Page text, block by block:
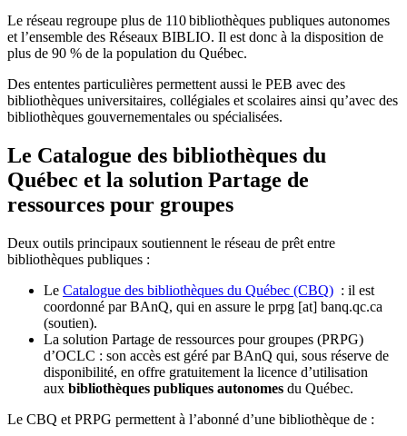
Le réseau regroupe plus de 110bibliothèques publiques autonomes
et l’ensemble des Réseaux BIBLIO. Il est donc à la disposition de
plus de 90 % de la population du Québec.
Des ententes particulières permettent aussi le PEB avec des
bibliothèques universitaires, collégiales et scolaires ainsi qu’avec des
bibliothèques gouvernementales ou spécialisées.
Le Catalogue des bibliothèques du
Québec et la solution Partage de
ressources pour groupes
Deux outils principaux soutiennent le réseau de prêt entre
bibliothèques publiques :
Le Catalogue des bibliothèques du Québec (CBQ) : il est
coordonné par BAnQ, qui en assure le prpg [at] banq.qc.ca
(soutien).
La solution Partage de ressources pour groupes (PRPG)
d’OCLC : son accès est géré par BAnQ qui, sous réserve de
disponibilité, en offre gratuitement la licence d’utilisation
aux bibliothèques publiques autonomes du Québec.
Le CBQ et PRPG permettent à l’abonné d’une bibliothèque de :